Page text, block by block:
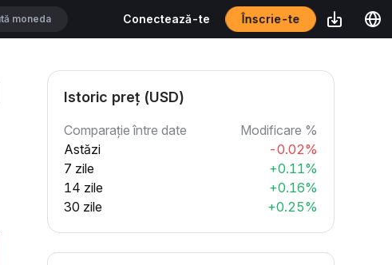
Conectează-te Înscrie-te
Istoric preț (USD)
Comparație între date
Modificare %
Astăzi
-0.02%
7 zile
+0.11%
14 zile
+0.16%
30 zile
+0.25%